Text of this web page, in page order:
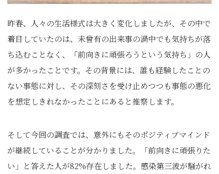
昨春、人々の生活様式は大きく変化しましたが、その中で
着目していたのは、未曾有の出来事の渦中でも気持ちが落
ち込むことなく、「前向きに頑張ろうという気持ち」の人
が多かったことです。その背景には、誰も経験したことの
ない事態に対し、その深刻さを受け止めつつも事態の悪化
を想定しきれなかったことにあると推察します。
そして今回の調査では、意外にもそのポジティブマインド
が継続していることが分かりました。「前向きに頑張りた
い」と答えた人が82%存在しました。感染第三波が騒がれ